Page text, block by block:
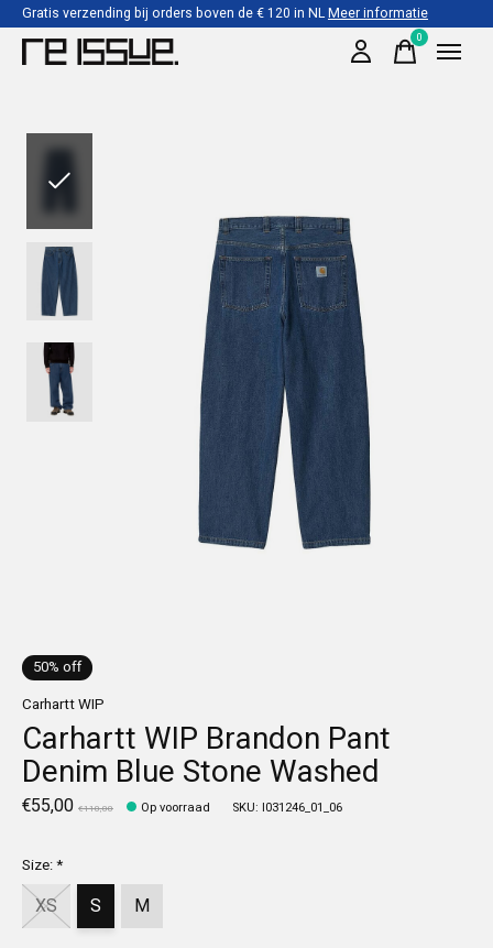
Gratis verzending bij orders boven de € 120 in NLMeer informatie
0items
50% off
Carhartt WIP
Carhartt WIP Brandon Pant
Denim Blue Stone Washed
€55,00 €110,00 Op voorraad SKU: I031246_01_06
Size:*
XS S M